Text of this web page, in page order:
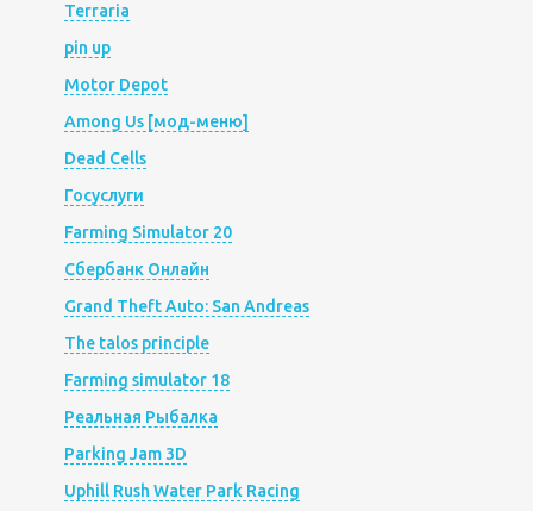
Terraria
pin up
Motor Depot
Among Us [мод-меню]
Dead Cells
Госуслуги
Farming Simulator 20
Сбербанк Онлайн
Grand Theft Auto: San Andreas
The talos principle
Farming simulator 18
Реальная Рыбалка
Parking Jam 3D
Uphill Rush Water Park Racing